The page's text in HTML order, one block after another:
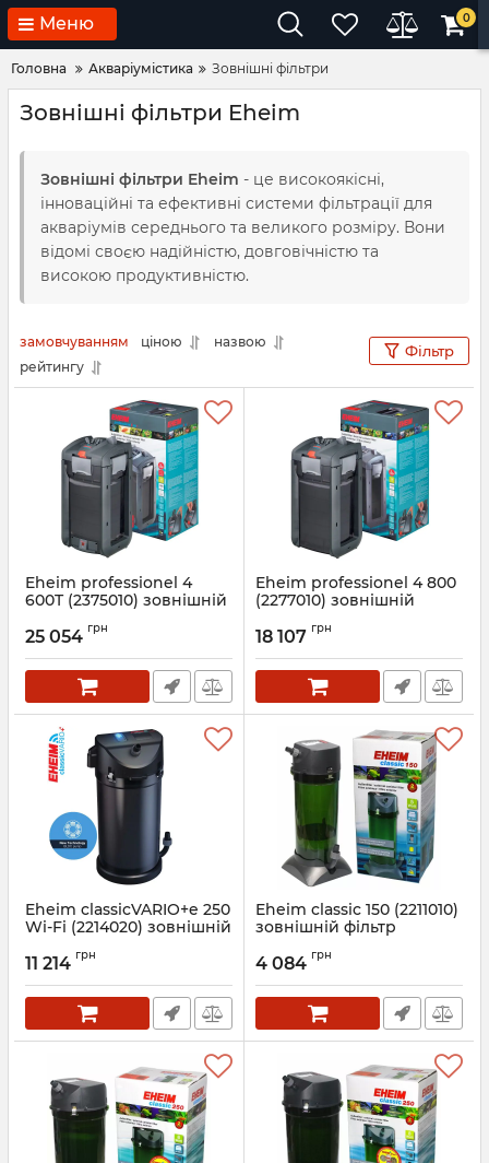
Меню 0
Головна Акваріумістика Зовнішні фільтри
Зовнішні фільтри Eheim
Зовнішні фільтри Eheim - це високоякісні,
інноваційні та ефективні системи фільтрації для
акваріумів середнього та великого розміру. Вони
відомі своєю надійністю, довговічністю та
високою продуктивністю.
замовчуванням ціною
назвою
рейтингу
Фільтр
Eheim professionel 4
600T (2375010) зовнішній
Артикул: 2375010
25 054 грн
Eheim professionel 4 800
(2277010) зовнішній
Артикул: 2277010
18 107 грн
Eheim classicVARIO+e 250
Wi-Fi (2214020) зовнішній
Артикул:
11 214 грн
Eheim classic 150 (2211010)
зовнішній фільтр
4 084 грн